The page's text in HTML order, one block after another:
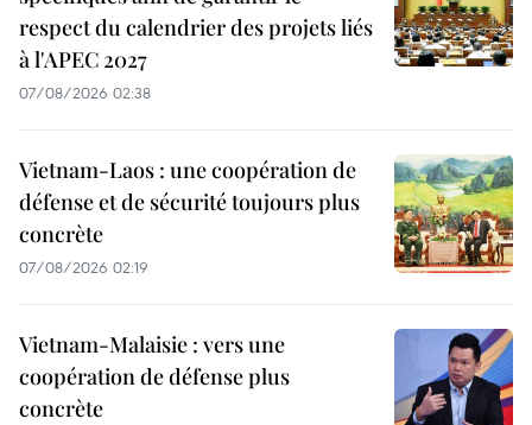
respect du calendrier des projets liés
à l'APEC 2027
07/08/2026 02:38
Vietnam-Laos : une coopération de
défense et de sécurité toujours plus
concrète
07/08/2026 02:19
Vietnam-Malaisie : vers une
coopération de défense plus
concrète